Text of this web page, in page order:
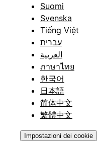
Suomi
Svenska
Tiếng Việt
עברית
العربية
ภาษาไทย
한국어
日本語
简体中文
繁體中文
Impostazioni dei cookie